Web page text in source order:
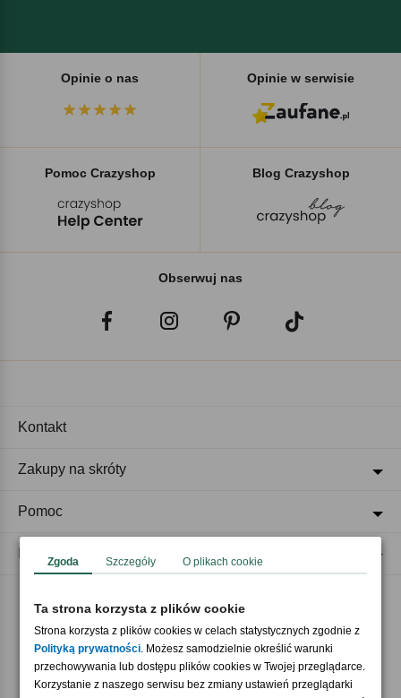
Opinie o nas Opinie w serwisie
Pomoc Crazyshop Blog Crazyshop
Obserwuj nas
Akceptujemy płatności
Kontakt
Zakupy na skróty
Pomoc
Zgoda Szczegóły O plikach cookie
Ta strona korzysta z plików cookie
Strona korzysta z plików cookies w celach statystycznych zgodnie z
Polityką prywatności. Możesz samodzielnie określić warunki
przechowywania lub dostępu plików cookies w Twojej przeglądarce.
Korzystanie z naszego serwisu bez zmiany ustawień przeglądarki